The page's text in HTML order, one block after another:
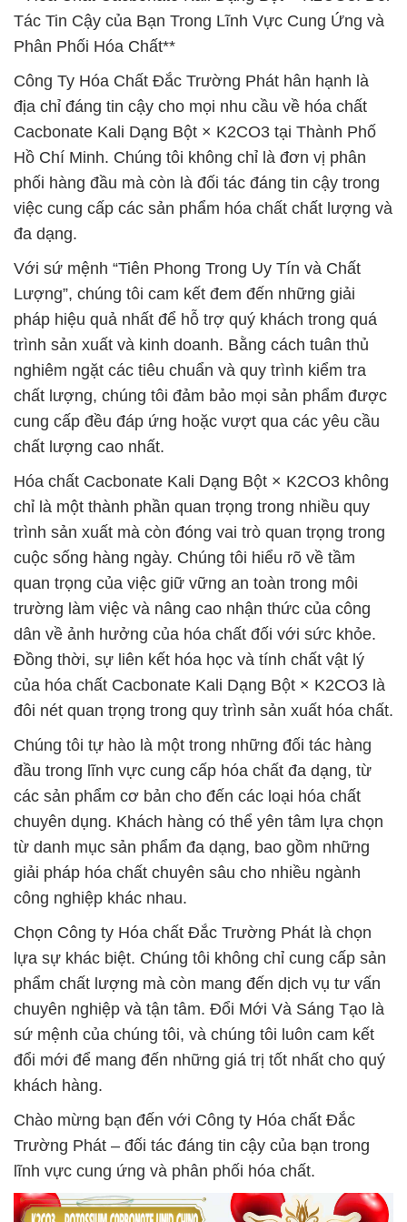
Tác Tin Cậy của Bạn Trong Lĩnh Vực Cung Ứng và
Phân Phối Hóa Chất**
Công Ty Hóa Chất Đắc Trường Phát hân hạnh là
địa chỉ đáng tin cậy cho mọi nhu cầu về hóa chất
Cacbonate Kali Dạng Bột × K2CO3 tại Thành Phố
Hồ Chí Minh. Chúng tôi không chỉ là đơn vị phân
phối hàng đầu mà còn là đối tác đáng tin cậy trong
việc cung cấp các sản phẩm hóa chất chất lượng và
đa dạng.
Với sứ mệnh “Tiên Phong Trong Uy Tín và Chất
Lượng”, chúng tôi cam kết đem đến những giải
pháp hiệu quả nhất để hỗ trợ quý khách trong quá
trình sản xuất và kinh doanh. Bằng cách tuân thủ
nghiêm ngặt các tiêu chuẩn và quy trình kiểm tra
chất lượng, chúng tôi đảm bảo mọi sản phẩm được
cung cấp đều đáp ứng hoặc vượt qua các yêu cầu
chất lượng cao nhất.
Hóa chất Cacbonate Kali Dạng Bột × K2CO3 không
chỉ là một thành phần quan trọng trong nhiều quy
trình sản xuất mà còn đóng vai trò quan trọng trong
cuộc sống hàng ngày. Chúng tôi hiểu rõ về tầm
quan trọng của việc giữ vững an toàn trong môi
trường làm việc và nâng cao nhận thức của công
dân về ảnh hưởng của hóa chất đối với sức khỏe.
Đồng thời, sự liên kết hóa học và tính chất vật lý
của hóa chất Cacbonate Kali Dạng Bột × K2CO3 là
đôi nét quan trọng trong quy trình sản xuất hóa chất.
Chúng tôi tự hào là một trong những đối tác hàng
đầu trong lĩnh vực cung cấp hóa chất đa dạng, từ
các sản phẩm cơ bản cho đến các loại hóa chất
chuyên dụng. Khách hàng có thể yên tâm lựa chọn
từ danh mục sản phẩm đa dạng, bao gồm những
giải pháp hóa chất chuyên sâu cho nhiều ngành
công nghiệp khác nhau.
Chọn Công ty Hóa chất Đắc Trường Phát là chọn
lựa sự khác biệt. Chúng tôi không chỉ cung cấp sản
phẩm chất lượng mà còn mang đến dịch vụ tư vấn
chuyên nghiệp và tận tâm. Đổi Mới Và Sáng Tạo là
sứ mệnh của chúng tôi, và chúng tôi luôn cam kết
đổi mới để mang đến những giá trị tốt nhất cho quý
khách hàng.
Chào mừng bạn đến với Công ty Hóa chất Đắc
Trường Phát – đối tác đáng tin cậy của bạn trong
lĩnh vực cung ứng và phân phối hóa chất.